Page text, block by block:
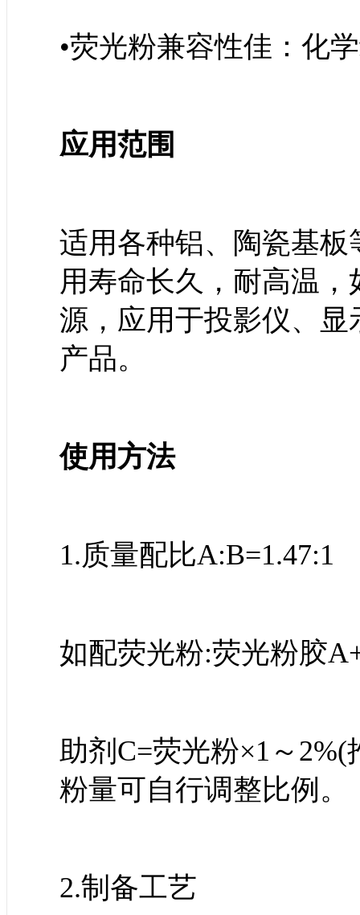
•荧光粉兼容性佳：化
应用范围
适用各种铝、陶瓷基
用寿命长久，耐高温
源，应用于投影仪、
产品。
使用方法
1.质量配比A:B=1.47:1
如配荧光粉:荧光粉胶
助剂C=荧光粉×1～
粉量可自行调整比例。
2.制备工艺